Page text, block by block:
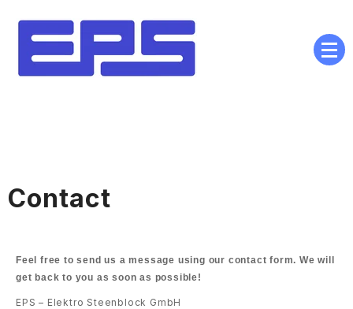
Contact
Feel free to send us a message using our contact form. We will
get back to you as soon as possible!
EPS – Elektro Steenblock GmbH